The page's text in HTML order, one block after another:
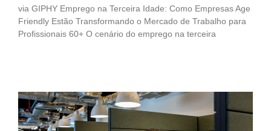
via GIPHY Emprego na Terceira Idade: Como Empresas Age
Friendly Estão Transformando o Mercado de Trabalho para
Profissionais 60+ O cenário do emprego na terceira